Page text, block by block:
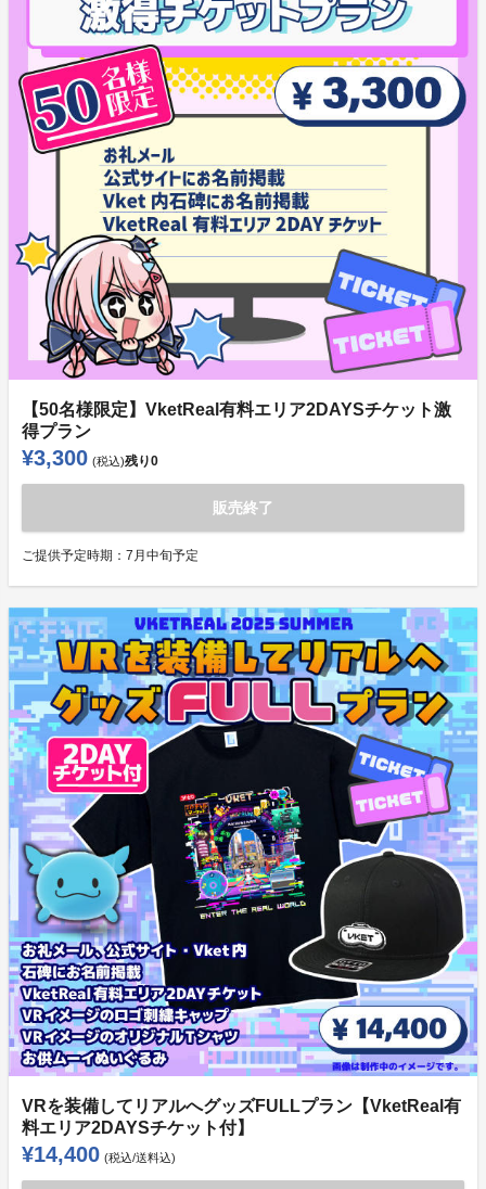
【50名様限定】VketReal有料エリア2DAYSチケット激
得プラン
¥3,300 (税込)残り0
販売終了
ご提供予定時期： 7月中旬予定
VRを装備してリアルへグッズFULLプラン【VketReal有
料エリア2DAYSチケット付】
¥14,400 (税込/送料込)